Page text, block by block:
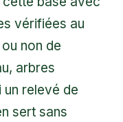
vérifiées au
non de
arbres
un relevé de
sert sans